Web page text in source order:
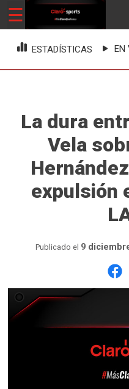
Skip
☰
ClaroSports
Más Claro que nunca
ESTADÍSTICAS EN
La dura
Vela
expulsión
Publicado el 9